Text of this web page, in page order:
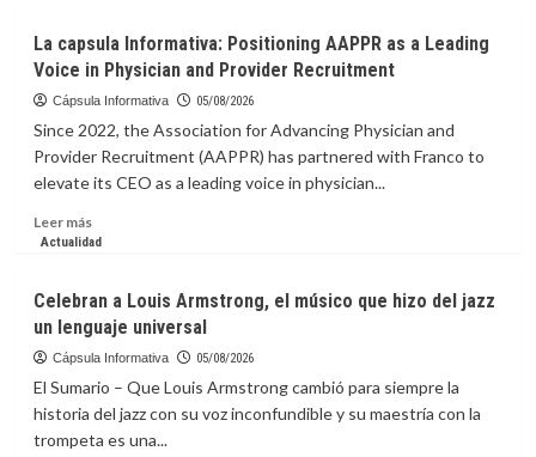
Capsula
Informativa:
¿Qué
implica
para
Pável
Dúrov,
de
Rusia
lo
en
lista
de
La capsula Informativa: Positioning AAPPR as a Leading
Voice in Physician and Provider Recruitment
Cápsula Informativa 05/08/2026
Since 2022, the Association for Advancing Physician and
Provider Recruitment (AAPPR) has partnered with Franco to
elevate its CEO as a leading voice in physician...
Leer másLeer
más
capsula
Informativa:
Positioning
AAPPR
a
Leading
Actualidad
Celebran a Louis Armstrong, el músico que hizo del jazz
un lenguaje universal
Cápsula Informativa 05/08/2026
El Sumario – Que Louis Armstrong cambió para siempre la
historia del jazz con su voz inconfundible y su maestría con la
trompeta es una...